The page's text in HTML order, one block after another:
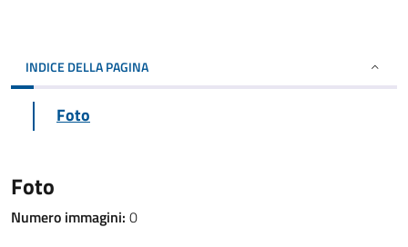
INDICE DELLA PAGINA
Foto
Foto
Numero immagini: 0